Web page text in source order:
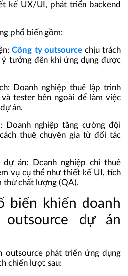
kế UX/UI, phát triển backend
phổ biến gồm:
Công ty outsource chịu trách
ý tưởng đến khi ứng dụng được
Doanh nghiệp thuê lập trình
tester bên ngoài để làm việc
án.
Doanh nghiệp tăng cường đội
thuê chuyên gia từ đối tác
dự án: Doanh nghiệp chỉ thuê
vụ cụ thể như thiết kế UI, tích
thử chất lượng (QA).
biến khiến doanh
outsource dự án
outsource phát triển ứng dụng
chiến lược sau: